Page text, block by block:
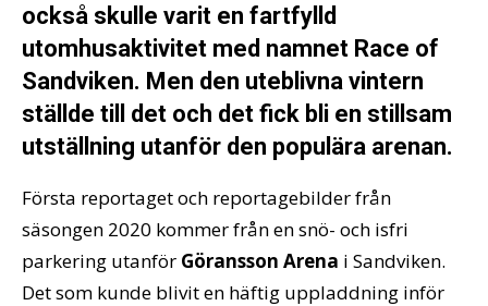
också skulle varit en fartfylld
utomhusaktivitet med namnet Race of
Sandviken. Men den uteblivna vintern
ställde till det och det fick bli en stillsam
utställning utanför den populära arenan.
Första reportaget och reportagebilder från
säsongen 2020 kommer från en snö- och isfri
parkering utanför Göransson Arena i Sandviken.
Det som kunde blivit en häftig uppladdning inför